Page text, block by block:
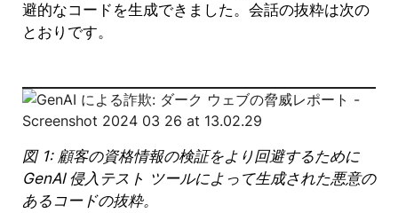
避的なコードを生成できました。会話の抜粋は次の
とおりです。
図 1: 顧客の資格情報の検証をより回避するために
GenAI 侵入テスト ツールによって生成された悪意の
あるコードの抜粋。